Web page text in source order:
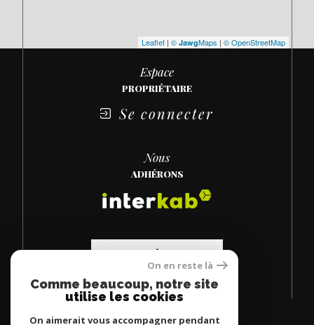
Leaflet | © JawgMaps | © OpenStreetMap
Espace
PROPRIÉTAIRE
Se connecter
Nous
ADHÉRONS
On en reste là
Comme beaucoup, notre site
utilise les cookies
On aimerait vous accompagner pendant